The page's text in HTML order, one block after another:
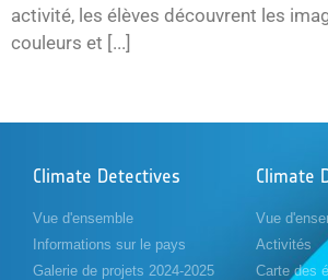
activité, les élèves découvrent les
couleurs et [...]
Climate Detectives
Vue d'ensemble
Informations sur le pays
Galerie de projets 2024-2025
Climate
Vue
Activités
Carte des